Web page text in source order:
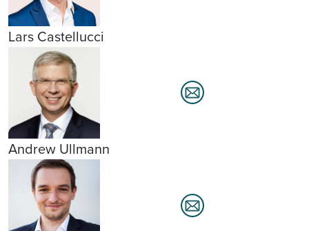
Lars Castellucci
Andrew Ullmann